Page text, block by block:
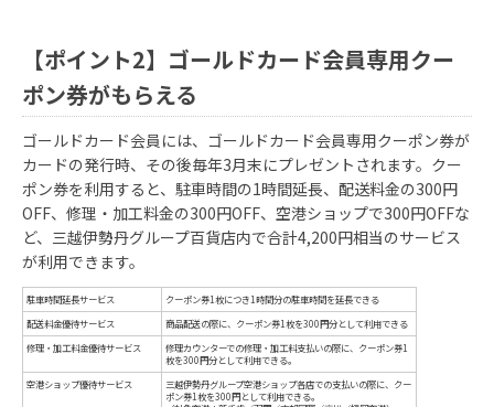
【ポイント2】ゴールドカード会員専用クー
ポン券がもらえる
ゴールドカード会員には、ゴールドカード会員専用クーポン券が
カードの発行時、その後毎年3月末にプレゼントされます。クー
ポン券を利用すると、駐車時間の1時間延長、配送料金の300円
OFF、修理・加工料金の300円OFF、空港ショップで300円OFFな
ど、三越伊勢丹グループ百貨店内で合計4,200円相当のサービス
が利用できます。